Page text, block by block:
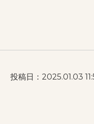
投稿日：2025.01.03